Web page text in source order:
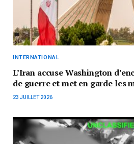
INTERNATIONAL
L’Iran accuse Washington
de guerre et met en garde les
23 JUILLET 2026